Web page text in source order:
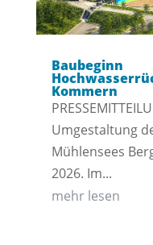
Baubeginn
Kommern
Umgestaltung
Mühlensees
2026. Im...
mehr lesen